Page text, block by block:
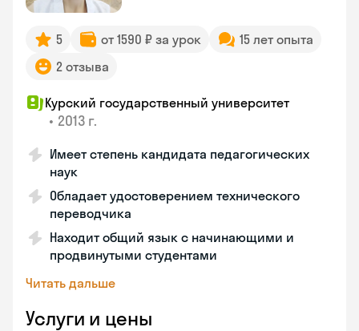
5 от 1590 ₽ за урок
15 лет опыта
2 отзыва
Курский государственный университет
• 2013 г.
Имеет степень кандидата педагогических
наук
Обладает удостоверением технического
переводчика
Находит общий язык с начинающими и
продвинутыми студентами
Читать дальше
Услуги и цены